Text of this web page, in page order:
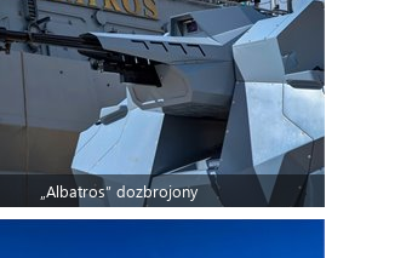
„Albatros” dozbrojony